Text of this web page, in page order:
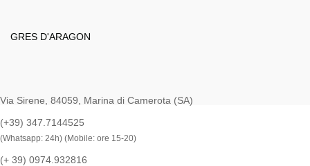
GRES D'ARAGON
Via Sirene, 84059, Marina di Camerota (SA)
(+39) 347.7144525
(Whatsapp: 24h) (Mobile: ore 15-20)
(+ 39) 0974.932816